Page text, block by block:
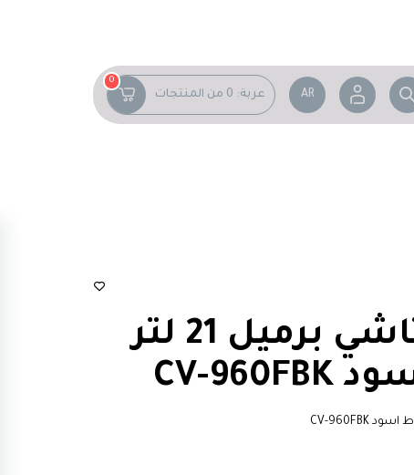
AR عربة: 0 من المنتجات
0
مكنسة هيتاشي برميل 21 لتر